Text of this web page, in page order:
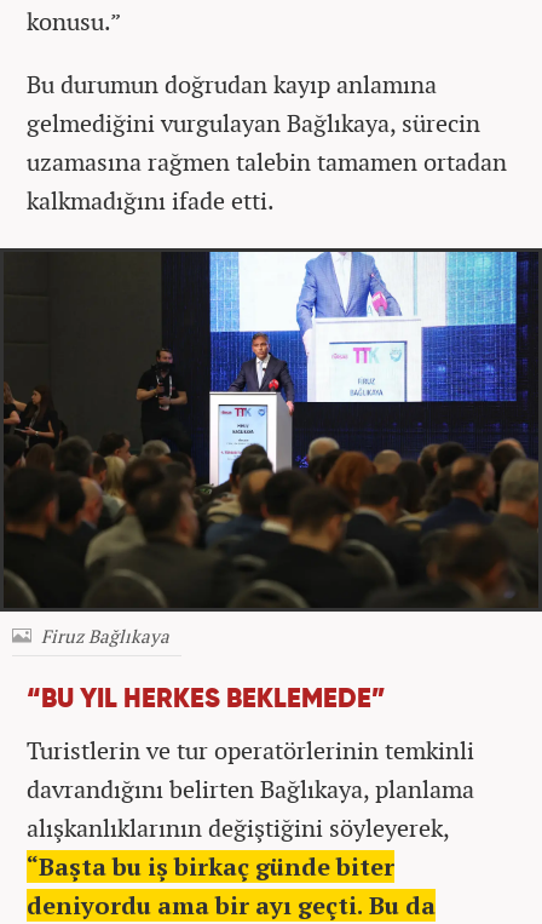
konusu.”
Bu durumun doğrudan kayıp anlamına
gelmediğini vurgulayan Bağlıkaya, sürecin
uzamasına rağmen talebin tamamen ortadan
kalkmadığını ifade etti.
Firuz Bağlıkaya
“BU YIL HERKES BEKLEMEDE”
Turistlerin ve tur operatörlerinin temkinli
davrandığını belirten Bağlıkaya, planlama
alışkanlıklarının değiştiğini söyleyerek,
“Başta bu iş birkaç günde biter
deniyordu ama bir ayı geçti. Bu da